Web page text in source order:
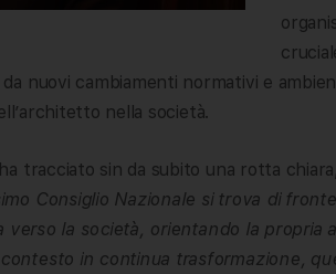
nuovi cambiamenti normativi e
nella società.
ha tracciato sin da subito una rotta
Consiglio Nazionale si trova di
verso la società, orientando la propria
in continua trasformazione,